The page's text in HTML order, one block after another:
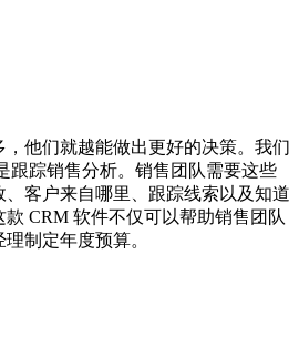
他们就越能做出更好的决策。我们
跟踪销售分析。销售团队需要这些
客户来自哪里、跟踪线索以及知道
CRM 软件不仅可以帮助销售团队
制定年度预算。